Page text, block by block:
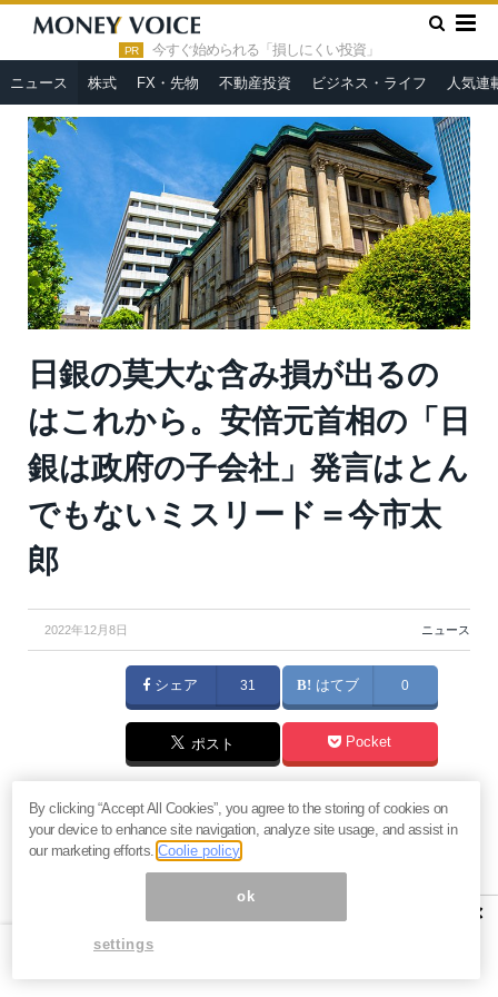
PR 今すぐ始められる「損しにくい投資」
ニュース 株式 FX・先物 不動産投資 ビジネス・ライフ 人気連
HOME » ニュース »
日銀の莫大な含み損が出るのはこれから。
安倍元首相の「日銀は政府の子会社」発言はとんでもないミスリー
日銀の莫大な含み損が出るの
はこれから。安倍元首相の「日
銀は政府の子会社」発言はとん
でもないミスリード＝今市太
郎
2022年12月8日 ニュース
シェア 31 はてブ 0
ポスト Pocket
前回記事で日銀の今年9月末の含み損が8,749億円と書
きましたが、実はこれがとんでもなく間違った記述で
あったことが2日に国会に登場した次期日銀総裁候補と
して有力な雨宮正佳副総裁の発言で明らかになりまし
×
By clicking “Accept All Cookies”, you agree to the storing of cookies on
your device to enhance site navigation, analyze site usage, and assist in
our marketing efforts.Coolie policy
ok
settings